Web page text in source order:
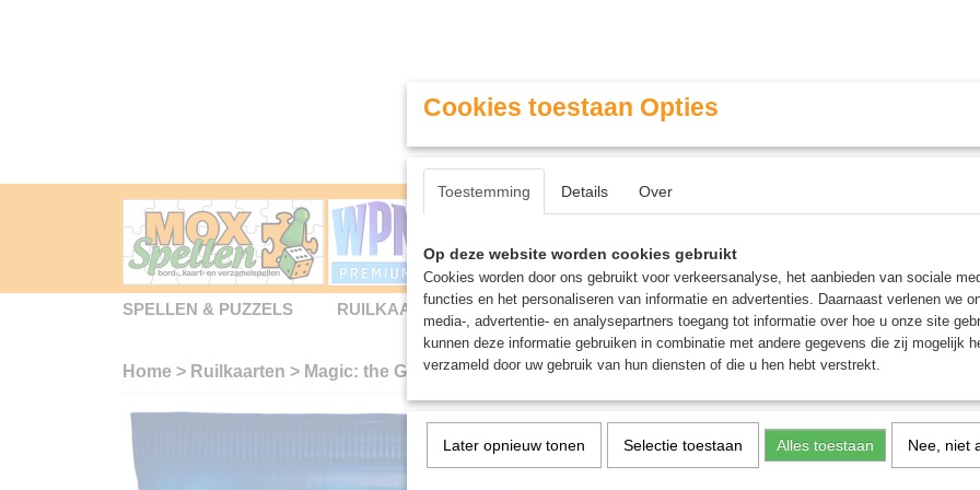
Contact & Openingstijden
SPELLEN & PUZZELS RUILKAARTEN MINIATURE GAMING ROLE PLAYING GAMES
Home > Ruilkaarten > Magic: the Gathering>Marvel Super Heroes Jumpstart Booster - Magic: the
Marvel Super Heroes
Booster - Magic: the
Cookies toestaan Opties
Toestemming Details Over
Op deze website worden cookies gebruikt
Cookies worden door ons gebruikt voor verkeersanalyse, het aanbieden van sociale
functies en het personaliseren van informatie en advertenties. Daarnaast verlenen we
media-, advertentie- en analysepartners toegang tot informatie over hoe u onze site
kunnen deze informatie gebruiken in combinatie met andere gegevens die zij mogelijk
verzameld door uw gebruik van hun diensten of die u hen hebt verstrekt.
Later opnieuw tonen Selectie toestaan Alles toestaan Nee, niet